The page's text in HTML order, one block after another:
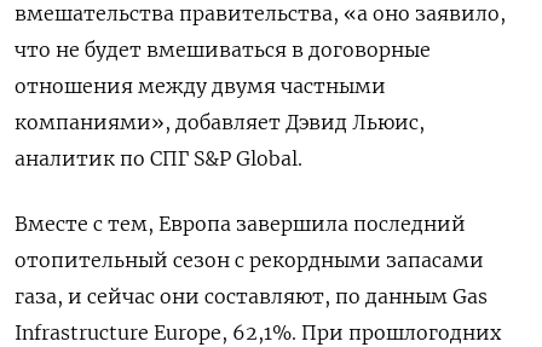
вмешательства правительства, «а оно заявило,
что не будет вмешиваться в договорные
отношения между двумя частными
компаниями», добавляет Дэвид Льюис,
аналитик по СПГ S&P Global.
Вместе с тем, Европа завершила последний
отопительный сезон с рекордными запасами
газа, и сейчас они составляют, по данным Gas
Infrastructure Europe, 62,1%. При прошлогодних